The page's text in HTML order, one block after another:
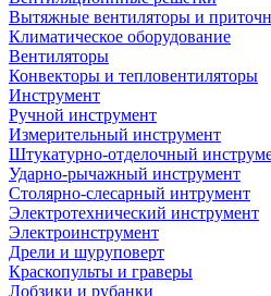
Вытяжные вентиляторы и
Климатическое оборудование
Вентиляторы
Конвекторы и тепловентиляторы
Инструмент
Ручной инструмент
Измерительный инструмент
Штукатурно-отделочный
Ударно-рычажный инструмент
Столярно-слесарный интрумент
Электротехнический инструмент
Электроинструмент
Дрели и шуруповерт
Краскопульты и граверы
Лобзики и рубанки